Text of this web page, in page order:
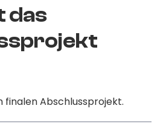
das
finalen Abschlussprojekt.